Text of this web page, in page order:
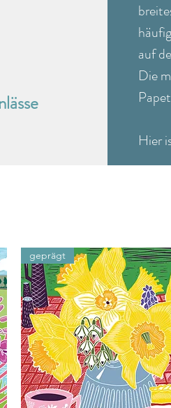
auf
Die
Hier
geprägt